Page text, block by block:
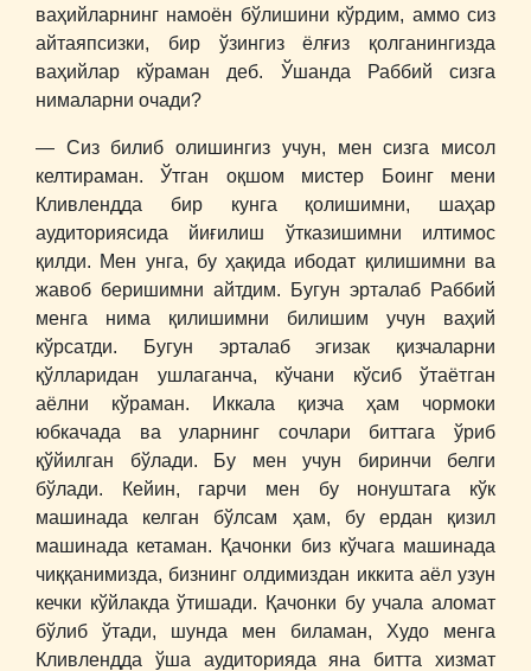
ваҳийларнинг намоён бўлишини кўрдим, аммо сиз
айтаяпсизки, бир ўзингиз ёлғиз қолганингизда
ваҳийлар кўраман деб. Ўшанда Раббий сизга
нималарни очади?
― Сиз билиб олишингиз учун, мен сизга мисол
келтираман. Ўтган оқшом мистер Боинг мени
Кливлендда бир кунга қолишимни, шаҳар
аудиториясида йиғилиш ўтказишимни илтимос
қилди. Мен унга, бу ҳақида ибодат қилишимни ва
жавоб беришимни айтдим. Бугун эрталаб Раббий
менга нима қилишимни билишим учун ваҳий
кўрсатди. Бугун эрталаб эгизак қизчаларни
қўлларидан ушлаганча, кўчани кўсиб ўтаётган
аёлни кўраман. Иккала қизча ҳам чормоки
юбкачада ва уларнинг сочлари биттага ўриб
қўйилган бўлади. Бу мен учун биринчи белги
бўлади. Кейин, гарчи мен бу нонуштага кўк
машинада келган бўлсам ҳам, бу ердан қизил
машинада кетаман. Қачонки биз кўчага машинада
чиққанимизда, бизнинг олдимиздан иккита аёл узун
кечки кўйлакда ўтишади. Қачонки бу учала аломат
бўлиб ўтади, шунда мен биламан, Худо менга
Кливлендда ўша аудиторияда яна битта хизмат